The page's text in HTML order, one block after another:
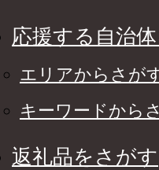
応援する自治
エリアからさが
キーワードから
返礼品をさがす